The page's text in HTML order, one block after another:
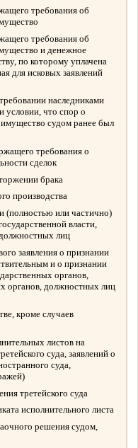
требования об
требования об
и денежное
по которому уплачена
для исковых заявлений
наследниками
условии, что спор о
имущество судом ранее был
требования о
сделок
брака
производства
(полностью или частично)
власти,
лиц
заявления о признании
и о признании
органов,
органов, должностных лиц
кроме случаев
листов на
суда, заявлений о
суда,
третейского суда
исполнительного листа
решения судом,